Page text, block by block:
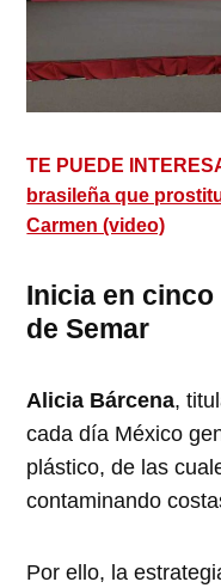
TE PUEDE
brasileña que
Carmen (video)
Inicia en
de Semar
Alicia Bárcena,
cada día México
plástico, de las
contaminando
Por ello, la